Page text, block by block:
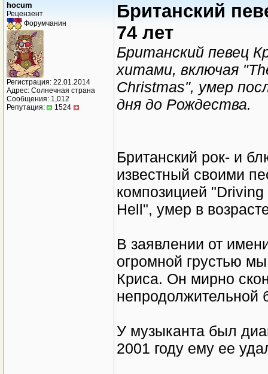
hocum
Рецензент
Форумчанин
Регистрация: 22.01.2014
Адрес: Солнечная страна
Сообщения: 1,012
Репутация:
1524
Британский
74 лет
Британский певец
хитами, включая
Christmas", умер
дня до Рождества.
Британский рок- и
известный своими
композицией
Hell", умер в
В заявлении от
огромной грустью
Криса. Он мирно
непродолжительной
У музыканта был
2001 году ему ее